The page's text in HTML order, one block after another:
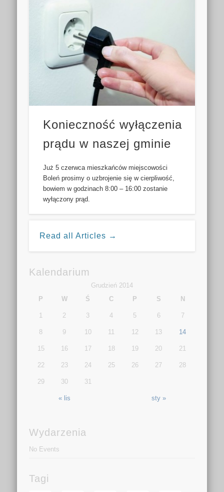
Konieczność wyłączenia
prądu w naszej gminie
Już 5 czerwca mieszkańców miejscowości
Boleń prosimy o uzbrojenie się w cierpliwość,
bowiem w godzinach 8:00 – 16:00 zostanie
wyłączony prąd.
Read all Articles →
Kalendarium
Grudzień 2014
P
W Ś C P S N
« lis sty »
1 2 3 4 5 6 7
8 9 10 11 12 13 14
15 16 17 18 19 20 21
22 23 24 25 26 27 28
29 30 31
Wydarzenia
No Events
Tagi